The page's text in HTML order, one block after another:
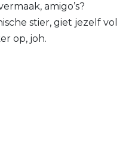
amigo’s?
stier, giet jezelf vol
op, joh.